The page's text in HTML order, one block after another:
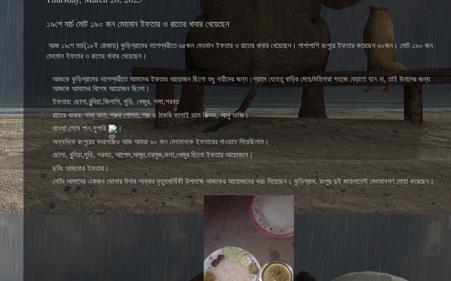
১৯শে মার্চ মোট ১৯০ জন মেহমান ইফতার ও রাতের খাবার খেয়েছেন
আজ ১৯শে মার্চ(১৮ই রোজায়) কুড়িগ্রামের নাগেশ্বরীতে ৬৫জন মেহমান ইফতার ও রাতের খাবার খেয়েছেন। পাশাপাশি রংপুরে ইফতার করেছেন ৬০জন। মোট ১৯০ জন
মেহমান ইফতার ও রাতের খাবার খেয়েছেন।
আজকে কুড়িগ্রামের নাগেশ্বরীতে আমাদের ইফতার আয়োজন ছিলো শুধু নারীদের জন্য।গ্রামে যেহেতু বাড়ির মেয়ে/মহিলারা সহজে বেড়াতে যান না, তাই উনাদের জন্য
আজকে আমাদের বিশেষ আয়োজন ছিলো।
ইফতার: ছোলা,বুন্দিয়া,জিলাপি, মুড়ি, খেজুর, শসা,শরবত
রাতের খাবার: সাদা ভাত, গরুর গোসত, গরু ও ঠাকরি কালাই ডাল মিক্সড, আলু ভাজি।
খাওয়া শেষে পান,সুপারি
।
অন্যদিকে রংপুরের বদরগঞ্জেও আজ আমরা ৬০ জন মেহমানকে ইফতারের দাওয়াত দিয়েছিলাম।
ছোলা, বুন্দিয়া,মুড়ি, শরবত, আপেল,আঙ্গুর,তরমুজ,কলা,খেজুর ছিলো ইফতার আয়োজনে।
ছবিঃ আজকের ইফতার।
নোটঃ আমাদের একজন ডোনার উনার আব্বার মৃত্যুবার্ষিকী উপলক্ষে আজকের আয়োজনের খরচ দিয়েছেন। কুড়িগ্রাম, রংপুর দুই জায়গাতেই মেহমানগণ দোয়া করেছেন।